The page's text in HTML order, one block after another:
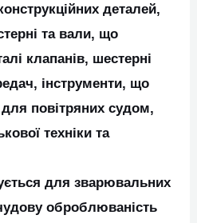
деталей,
та вали, що
клапанів, шестерні
інструменти, що
повітряних судом,
техніки та
для зварювальних
оброблюваність